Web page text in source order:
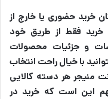
خرید حضوری یا خارج از
خرید فقط از طریق خود
و جزئیات محصولات
با خیال راحت انتخاب
منیجر هر دسته کالایی
این است که خرید در